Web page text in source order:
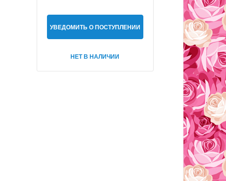
УВЕДОМИТЬ О ПОСТУПЛЕНИИ
НЕТ В НАЛИЧИИ